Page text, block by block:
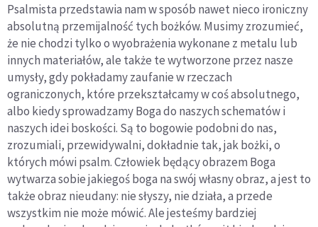
Psalmista przedstawia nam w sposób nawet nieco ironiczny
absolutną przemijalność tych bożków. Musimy zrozumieć,
że nie chodzi tylko o wyobrażenia wykonane z metalu lub
innych materiałów, ale także te wytworzone przez nasze
umysły, gdy pokładamy zaufanie w rzeczach
ograniczonych, które przekształcamy w coś absolutnego,
albo kiedy sprowadzamy Boga do naszych schematów i
naszych idei boskości. Są to bogowie podobni do nas,
zrozumiali, przewidywalni, dokładnie tak, jak bożki, o
których mówi psalm. Człowiek będący obrazem Boga
wytwarza sobie jakiegoś boga na swój własny obraz, a jest to
także obraz nieudany: nie słyszy, nie działa, a przede
wszystkim nie może mówić. Ale jesteśmy bardziej